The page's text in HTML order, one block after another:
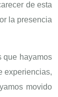
de esta
la presencia
que hayamos
experiencias,
movido